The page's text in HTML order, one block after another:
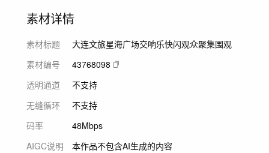
素材详情
素材标题
大连文旅星海广场交响乐快闪观众聚集围观
素材编号
43768098
透明通道
不支持
无缝循环
不支持
码率
48Mbps
AIGC说明
本作品不包含AI生成的内容